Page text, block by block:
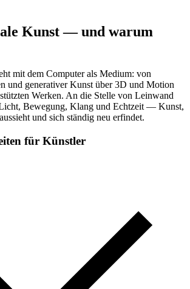
Kunst — und warum
mit dem Computer als Medium: von
und generativer Kunst über 3D und Motion
Werken. An die Stelle von Leinwand
Bewegung, Klang und Echtzeit — Kunst,
und sich ständig neu erfindet.
für Künstler